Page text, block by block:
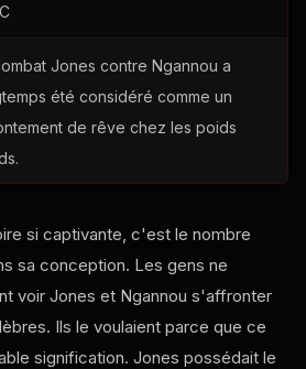
Jones contre Ngannou a
été considéré comme un
de rêve chez les poids
si captivante, c'est le nombre
sa conception. Les gens ne
voir Jones et Ngannou s'affronter
Ils le voulaient parce que ce
signification. Jones possédait le